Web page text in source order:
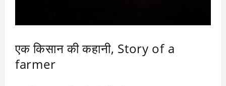
एक किसान की कहानी, Story of a
farmer